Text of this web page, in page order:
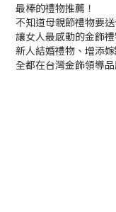
最棒的禮物推薦！
不知道母親節禮物要送
讓女人最感動的金飾
新人結婚禮物、增添嫁
全都在台灣金飾領導